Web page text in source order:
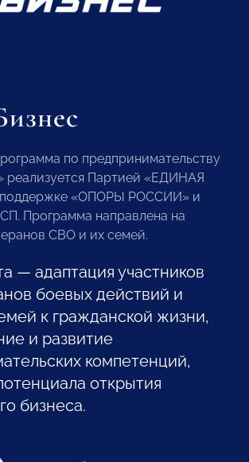
по предпринимательству
реализуется Партией «ЕДИНАЯ
«ОПОРЫ РОССИИ» и
Программа направлена на
СВО и их семей.
— адаптация участников
боевых действий и
к гражданской жизни,
и развитие
компетенций,
открытия
бизнеса.